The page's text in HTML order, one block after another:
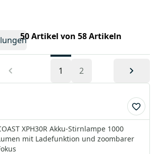
50 Artikel von 58 Artikeln
1 2
XPH30R Akku-Stirnlampe 1000
mit Ladefunktion und zoombarer